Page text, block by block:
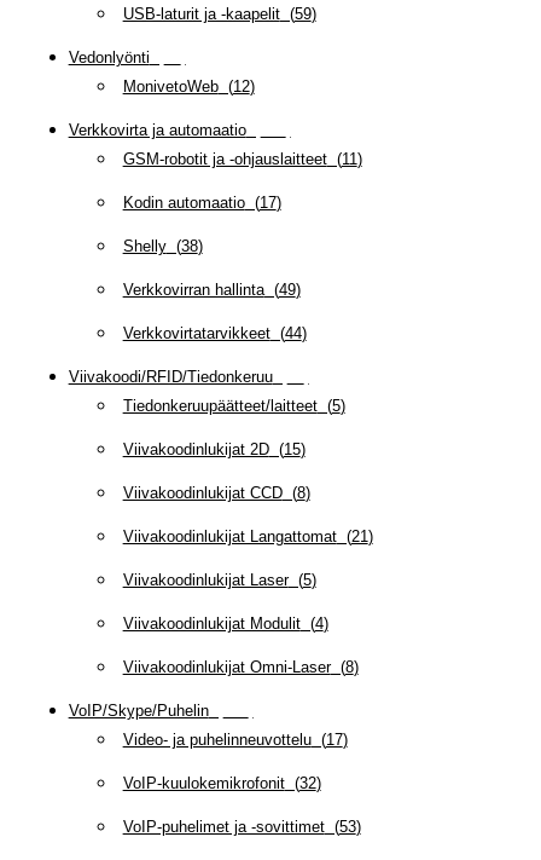
USB-laturit ja -kaapelit(59)
Vedonlyönti
MonivetoWeb(12)
Verkkovirta ja automaatio(
GSM-robotit ja -ohjauslaitteet(11)
Kodin automaatio(17)
Shelly(38)
Verkkovirran hallinta(49)
Verkkovirtatarvikkeet(44)
Viivakoodi/RFID/Tiedonkeruu(
Tiedonkeruupäätteet/laitteet(5)
Viivakoodinlukijat 2D(15)
Viivakoodinlukijat CCD(8)
Viivakoodinlukijat Langattomat(21)
Viivakoodinlukijat Laser(5)
Viivakoodinlukijat Modulit(4)
Viivakoodinlukijat Omni-Laser(8)
VoIP/Skype/Puhelin(
Video- ja puhelinneuvottelu(17)
VoIP-kuulokemikrofonit(32)
VoIP-puhelimet ja -sovittimet(53)